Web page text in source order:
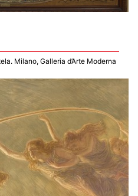
Milano, Galleria d’Arte Moderna